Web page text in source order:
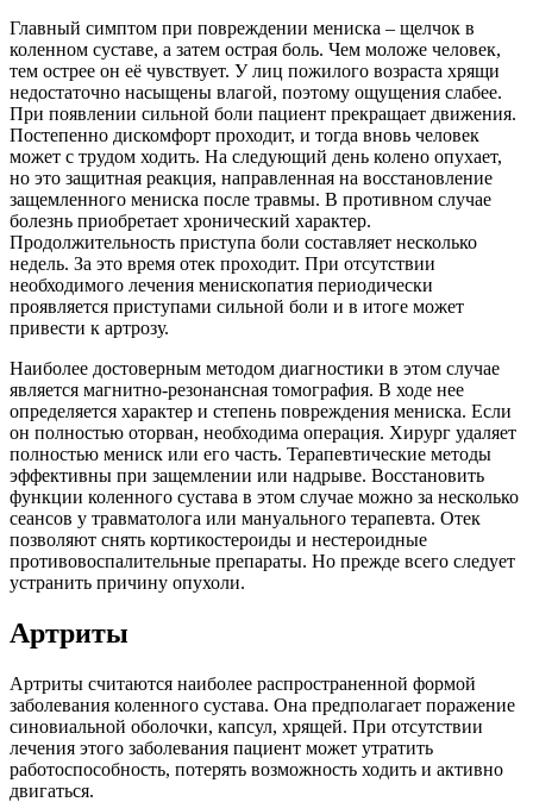
Главный симптом при повреждении мениска – щелчок в
коленном суставе, а затем острая боль. Чем моложе человек,
тем острее он её чувствует. У лиц пожилого возраста хрящи
недостаточно насыщены влагой, поэтому ощущения слабее.
При появлении сильной боли пациент прекращает движения.
Постепенно дискомфорт проходит, и тогда вновь человек
может с трудом ходить. На следующий день колено опухает,
но это защитная реакция, направленная на восстановление
защемленного мениска после травмы. В противном случае
болезнь приобретает хронический характер.
Продолжительность приступа боли составляет несколько
недель. За это время отек проходит. При отсутствии
необходимого лечения менископатия периодически
проявляется приступами сильной боли и в итоге может
привести к артрозу.
Наиболее достоверным методом диагностики в этом случае
является магнитно-резонансная томография. В ходе нее
определяется характер и степень повреждения мениска. Если
он полностью оторван, необходима операция. Хирург удаляет
полностью мениск или его часть. Терапевтические методы
эффективны при защемлении или надрыве. Восстановить
функции коленного сустава в этом случае можно за несколько
сеансов у травматолога или мануального терапевта. Отек
позволяют снять кортикостероиды и нестероидные
противовоспалительные препараты. Но прежде всего следует
устранить причину опухоли.
Артриты
Артриты считаются наиболее распространенной формой
заболевания коленного сустава. Она предполагает поражение
синовиальной оболочки, капсул, хрящей. При отсутствии
лечения этого заболевания пациент может утратить
работоспособность, потерять возможность ходить и активно
двигаться.